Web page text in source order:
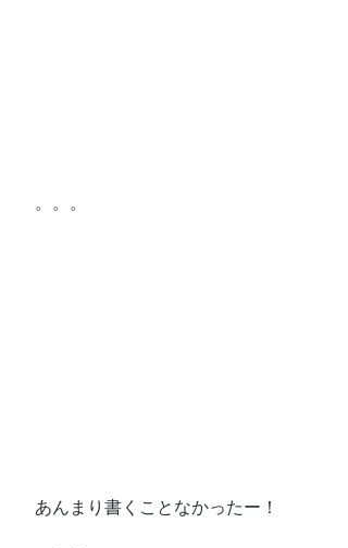
。。。
あんまり書くことなかったー！